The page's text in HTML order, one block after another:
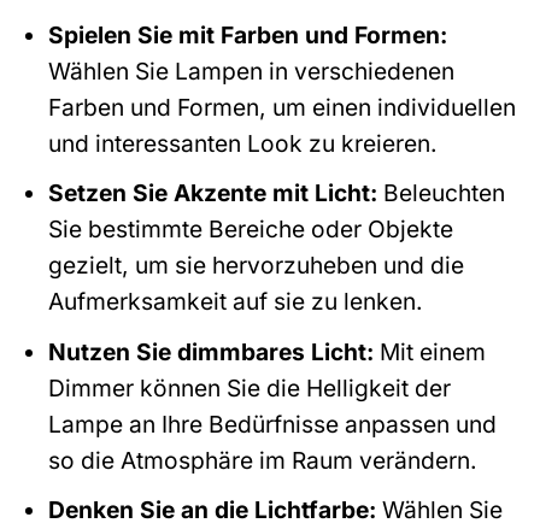
Spielen Sie mit Farben und Formen:
Wählen Sie Lampen in verschiedenen
Farben und Formen, um einen individuellen
und interessanten Look zu kreieren.
Setzen Sie Akzente mit Licht: Beleuchten
Sie bestimmte Bereiche oder Objekte
gezielt, um sie hervorzuheben und die
Aufmerksamkeit auf sie zu lenken.
Nutzen Sie dimmbares Licht: Mit einem
Dimmer können Sie die Helligkeit der
Lampe an Ihre Bedürfnisse anpassen und
so die Atmosphäre im Raum verändern.
Denken Sie an die Lichtfarbe: Wählen Sie